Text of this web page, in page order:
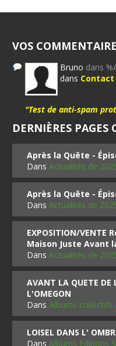
VOS
Bruno dans
dans Contact
"Test de anti-spam
DERNIÈRES PAGES
Après la Quête -
DansActualités de
Après la Quête -
DansActualités de
EXPOSITION/VENTE
Maison Juste Avant
DansActualités de
AVANT LA QUETE DE
L'OMEGON
DansAlbums collectifs
LOISEL DANS L'
DansAlbums Editions